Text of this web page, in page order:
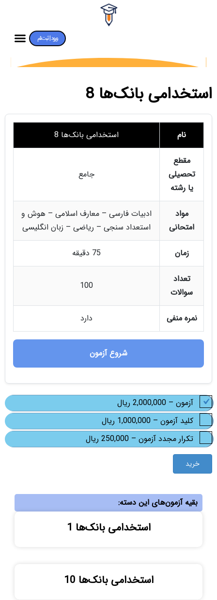
ورود | ثبت‌نام
استخدامی بانک‌ها 8
نام استخدامی بانک‌ها 8
مقطع
تحصیلی
یا رشته
جامع
مواد
امتحانی
ادبیات فارسی – معارف اسلامی – هوش و
استعداد سنجی – ریاضی – زبان انگلیسی
زمان 75 دقیقه
تعداد
سوالات
100
نمره منفی دارد
شروع آزمون
آزمون – 2,000,000 ریال
کلید آزمون – 1,000,000 ریال
تکرار مجدد آزمون – 250,000 ریال
خرید
بقیه آزمون‌های این دسته:
استخدامی بانک‌ها 1
استخدامی بانک‌ها 10